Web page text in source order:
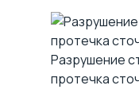
Разрушение
протечка